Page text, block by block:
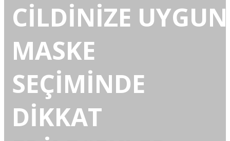
CİLDİNİZE UYGUN
MASKE
SEÇİMİNDE
DİKKAT